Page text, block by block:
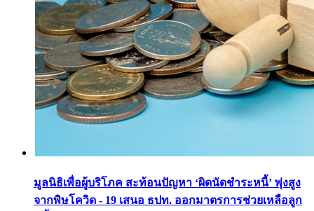
มูลนิธิเพื่อผู้บริโภค สะท้อนปัญหา ‘ผิดนัดชำระหนี้’ พุ่งสูง
จากพิษโควิด - 19 เสนอ ธปท. ออกมาตรการช่วยเหลือลูก